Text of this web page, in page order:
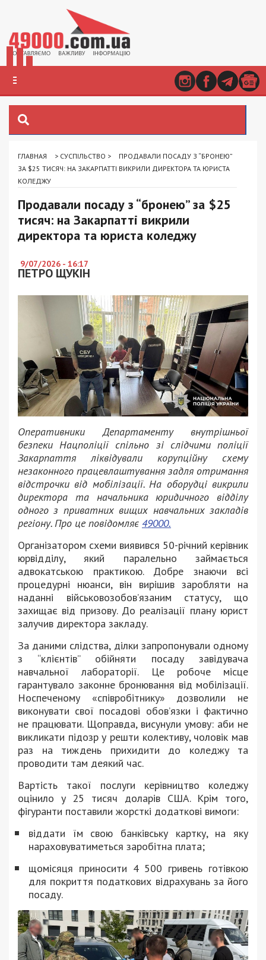
ГЛАВНАЯ > СУСПІЛЬСТВО >
ПРОДАВАЛИ ПОСАДУ З “БРОНЕЮ”
ЗА $25 ТИСЯЧ: НА ЗАКАРПАТТІ ВИКРИЛИ ДИРЕКТОРА ТА ЮРИСТА
КОЛЕДЖУ
Продавали посаду з “бронею” за $25
тисяч: на Закарпатті викрили
директора та юриста коледжу
9/07/2026 - 16:17
ПЕТРО ЩУКІН
Оперативники Департаменту внутрішньої
безпеки Нацполіції спільно зі слідчими поліції
Закарпаття ліквідували корупційну схему
незаконного працевлаштування задля отримання
відстрочки від мобілізації. На оборудці викрили
директора та начальника юридичного відділу
одного з приватних вищих навчальних закладів
регіону. Про це повідомляє 49000.
Організатором схеми виявився 50-річний керівник
юрвідділу, який паралельно займається
адвокатською практикою. Добре знаючи всі
процедурні нюанси, він вирішив заробляти на
наданні військовозобов’язаним статусу, що
захищає від призову. До реалізації плану юрист
залучив директора закладу.
За даними слідства, ділки запропонували одному
з “клієнтів” обійняти посаду завідувача
навчальної лабораторії. Це робоче місце
гарантувало законне бронювання від мобілізації.
Носпеченому «співробітнику» дозволили не
виконувати свої посадові обов’язки і фактично
не працювати. Щоправда, висунули умову: аби не
викликати підозр у решти колективу, чоловік мав
раз на тиждень прихидити до коледжу та
проводити там деякий час.
Вартість такої послуги керівництво коледжу
оцінило у 25 тисяч доларів США. Крім того,
фігуранти поставили жорсткі додаткові вимоги:
віддати їм свою банківську картку, на яку
нараховуватиметься заробітна плата;
щомісяця приносити 4 500 гривень готівкою
для покриття податкових відрахувань за його
посаду.